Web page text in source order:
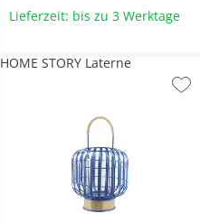
Lieferzeit: bis zu 3 Werktage
HOME STORY Laterne